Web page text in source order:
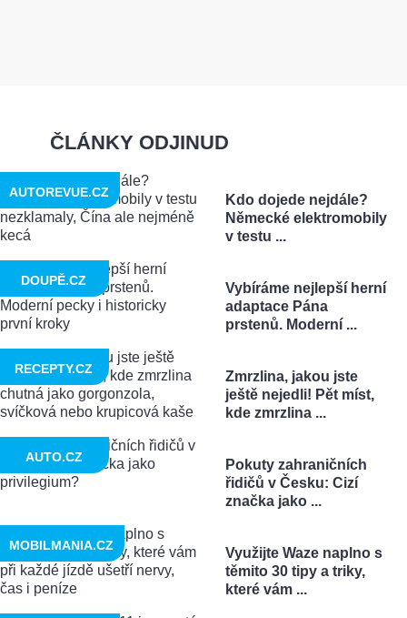
ČLÁNKY ODJINUD
Kdo dojede nejdále?
Německé elektromobily
v testu ...
AUTOREVUE.CZ
Vybíráme nejlepší herní
adaptace Pána
prstenů. Moderní ...
DOUPĚ.CZ
Zmrzlina, jakou jste
ještě nejedli! Pět míst,
kde zmrzlina ...
RECEPTY.CZ
Pokuty zahraničních
řidičů v Česku: Cizí
značka jako ...
AUTO.CZ
Využijte Waze naplno s
těmito 30 tipy a triky,
které vám ...
MOBILMANIA.CZ